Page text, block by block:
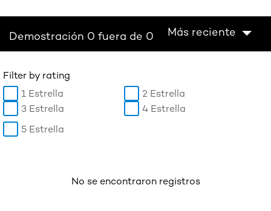
Demostración 0 fuera de 0 Más reciente
Filter by rating
1 Estrella
2 Estrella
3 Estrella
4 Estrella
5 Estrella
No se encontraron registros